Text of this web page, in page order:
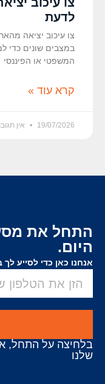
לדעת
צו עיכוב יציאה
במצבים שונים כדי
המשפטי או הפיננסי
קרא עוד »
19/07/2026 אין
התחל את
היום.
אנחנו כאן כדי לסייע
בלחיצה על התחל,
שלנו